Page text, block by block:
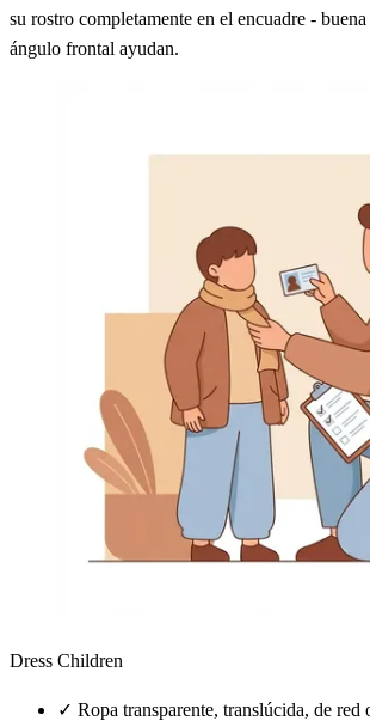
su rostro completamente en el encuadre -
ángulo frontal ayudan.
Dress Children
✓ Ropa transparente, translúcida, de red